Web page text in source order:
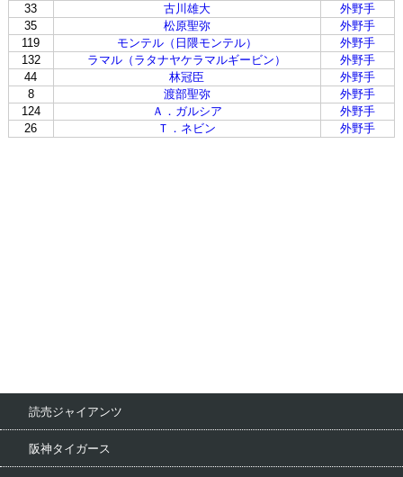
33
古川雄大
外野手
35
松原聖弥
外野手
119
モンテル（日隈モンテル）
外野手
132
ラマル（ラタナヤケラマルギービン）
外野手
44
林冠臣
外野手
8
渡部聖弥
外野手
124
Ａ．ガルシア
外野手
26
Ｔ．ネビン 外野手
読売ジャイアンツ
阪神タイガース